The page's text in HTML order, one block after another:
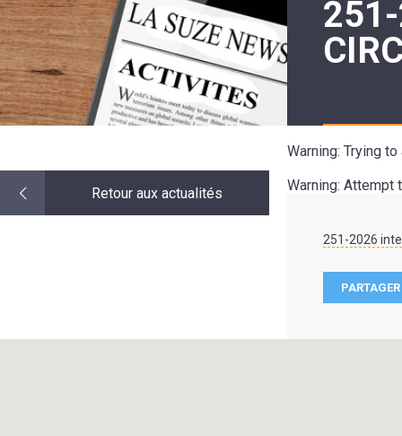
DÉCISIONS
MAIRE
LE
MOT
LA
Retour aux actualités
Warning: Trying
Warning: Attempt
251-2026